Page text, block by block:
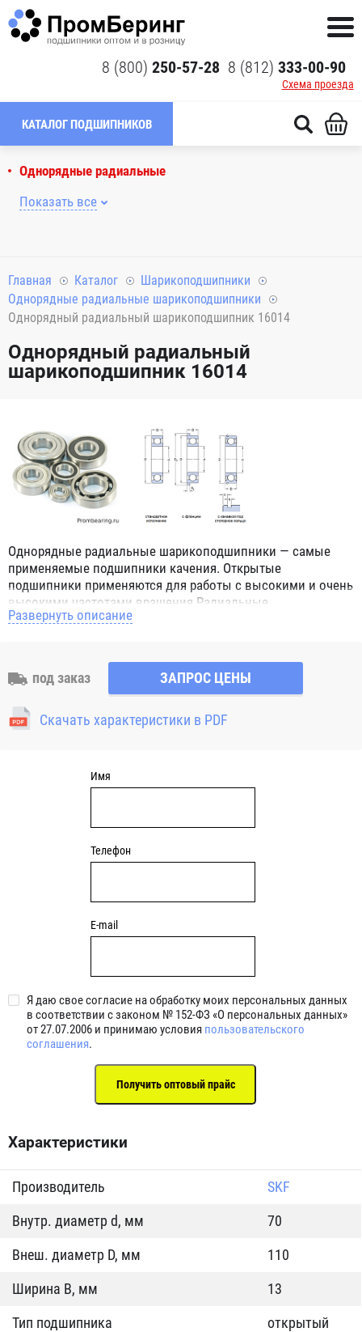
8 (800) 250-57-28 8 (812) 333-00-90
Схема проезда
КАТАЛОГ ПОДШИПНИКОВ
Однорядные радиальные
Показать все
Главная Каталог
Шарикоподшипники
Однорядные радиальные шарикоподшипники
Однорядный радиальный шарикоподшипник 16014
Однорядный радиальный
шарикоподшипник 16014
Однорядные радиальные шарикоподшипники — самые
применяемые подшипники качения. Открытые
подшипники применяются для работы с высокими и очень
высокими частотами вращения.Радиальные
шарикоподшипники обозначением 2Z ZZ с обеих сторон
обозначением 2RS 2RS1 2RSH 2RSR имеют с обеих сторон
контактные уплотнения из бутадиен-нитрильного каучука
(NBR) и пригодны для средних частот вращения. Также
поставляются подшипники с бесконтактными
Развернуть описание
под заказ ЗАПРОС ЦЕНЫ
Скачать характеристики в PDF
Имя
Телефон
E-mail
Я даю свое согласие на обработку моих персональных данных
в соответствии с законом № 152-ФЗ «О персональных данных»
от 27.07.2006 и принимаю условия пользовательского
соглашения.
Характеристики
Производитель
SKF
Внутр. диаметр d, мм
70
Внеш. диаметр D, мм
110
Ширина B, мм
13
Тип подшипника
открытый